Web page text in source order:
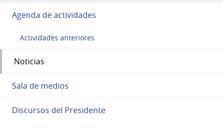
Agenda de actividades
Actividades anteriores
Noticias
Sala de medios
Discursos del Presidente